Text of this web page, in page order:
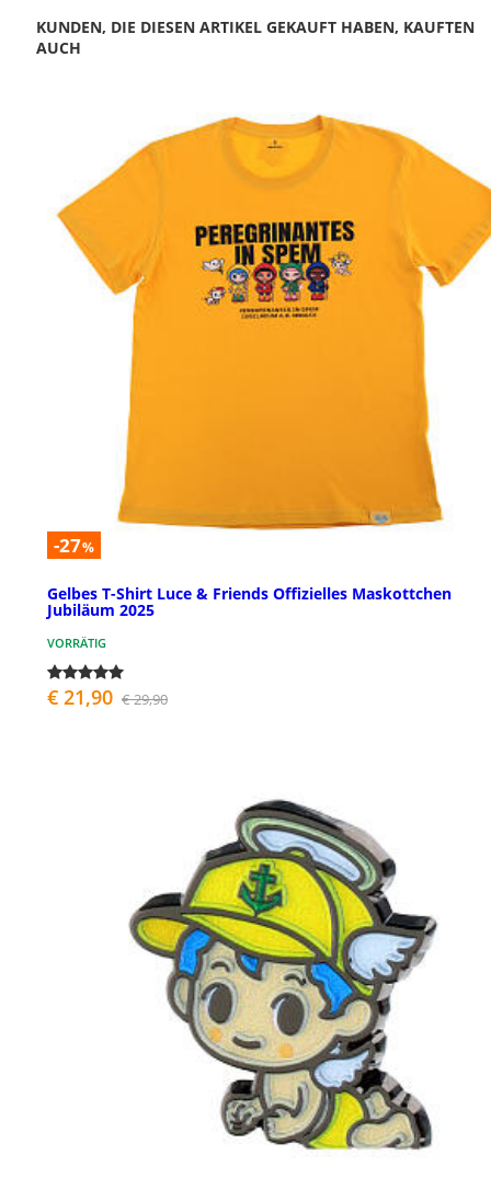
KUNDEN, DIE DIESEN ARTIKEL GEKAUFT HABEN, KAUFTEN
AUCH
-27%
Gelbes T-Shirt Luce & Friends Offizielles Maskottchen
Jubiläum 2025
VORRÄTIG
€ 21,90 € 29,90